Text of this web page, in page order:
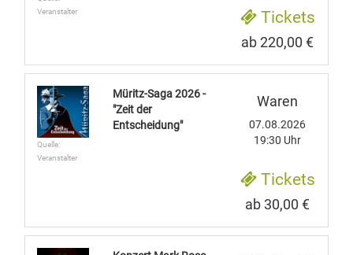
Veranstalter
Tickets
ab 220,00 €
Quelle:
Veranstalter
Müritz-Saga 2026 -
"Zeit der
Entscheidung"
Waren
07.08.2026
19:30 Uhr
Tickets
ab 30,00 €